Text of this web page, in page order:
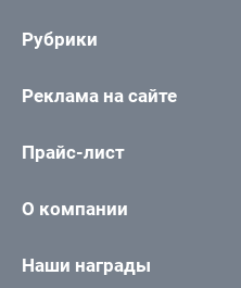
Рубрики
Реклама на сайте
Прайс-лист
О компании
Наши награды